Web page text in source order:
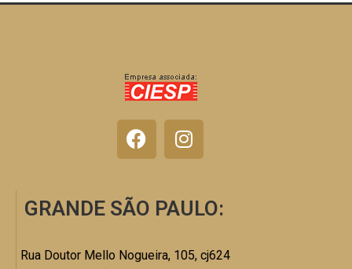
GRANDE SÃO PAULO:
Rua Doutor Mello Nogueira, 105, cj624